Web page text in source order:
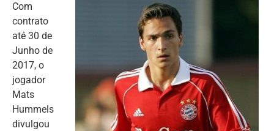
Com
contrato
até 30 de
Junho de
2017, o
jogador
Mats
Hummels
divulgou